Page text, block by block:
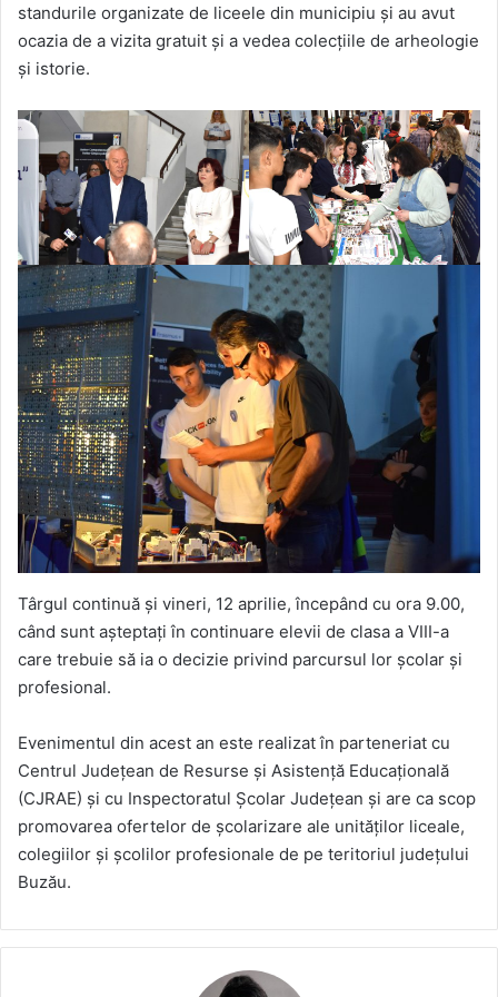
standurile organizate de liceele din municipiu și au avut
ocazia de a vizita gratuit și a vedea colecțiile de arheologie
și istorie.
Târgul continuă și vineri, 12 aprilie, începând cu ora 9.00,
când sunt așteptați în continuare elevii de clasa a VIII-a
care trebuie să ia o decizie privind parcursul lor școlar și
profesional.
Evenimentul din acest an este realizat în parteneriat cu
Centrul Județean de Resurse și Asistență Educațională
(CJRAE) și cu Inspectoratul Școlar Județean și are ca scop
promovarea ofertelor de școlarizare ale unităților liceale,
colegiilor și școlilor profesionale de pe teritoriul județului
Buzău.